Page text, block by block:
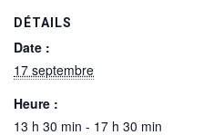
DÉTAILS
Date :
17 septembre
Heure :
13 h 30 min - 17 h 30 min